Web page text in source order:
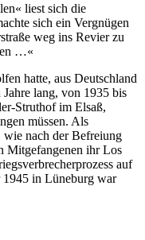
liest sich die
sich ein Vergnügen
weg ins Revier zu
…«
hatte, aus Deutschland
lang, von 1935 bis
Struthof im Elsaß,
müssen. Als
nach der Befreiung
Mitgefangenen ihr Los
auf
1945 in Lüneburg war